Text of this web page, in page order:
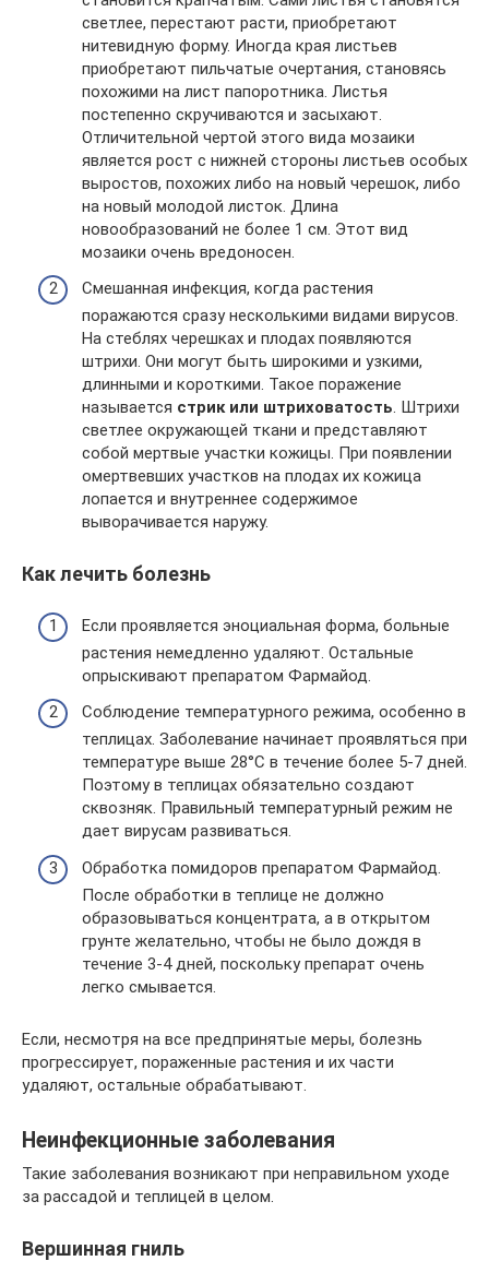
светлее, перестают расти, приобретают
нитевидную форму. Иногда края листьев
приобретают пильчатые очертания, становясь
похожими на лист папоротника. Листья
постепенно скручиваются и засыхают.
Отличительной чертой этого вида мозаики
является рост с нижней стороны листьев особых
выростов, похожих либо на новый черешок, либо
на новый молодой листок. Длина
новообразований не более 1 см. Этот вид
мозаики очень вредоносен.
Смешанная инфекция, когда растения
поражаются сразу несколькими видами вирусов.
На стеблях черешках и плодах появляются
штрихи. Они могут быть широкими и узкими,
длинными и короткими. Такое поражение
называется стрик или штриховатость. Штрихи
светлее окружающей ткани и представляют
собой мертвые участки кожицы. При появлении
омертвевших участков на плодах их кожица
лопается и внутреннее содержимое
выворачивается наружу.
Как лечить болезнь
Если проявляется эноциальная форма, больные
растения немедленно удаляют. Остальные
опрыскивают препаратом Фармайод.
Соблюдение температурного режима, особенно в
теплицах. Заболевание начинает проявляться при
температуре выше 28°С в течение более 5-7 дней.
Поэтому в теплицах обязательно создают
сквозняк. Правильный температурный режим не
дает вирусам развиваться.
Обработка помидоров препаратом Фармайод.
После обработки в теплице не должно
образовываться концентрата, а в открытом
грунте желательно, чтобы не было дождя в
течение 3-4 дней, поскольку препарат очень
легко смывается.
Если, несмотря на все предпринятые меры, болезнь
прогрессирует, пораженные растения и их части
удаляют, остальные обрабатывают.
Неинфекционные заболевания
Такие заболевания возникают при неправильном уходе
за рассадой и теплицей в целом.
Вершинная гниль